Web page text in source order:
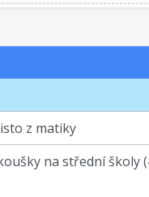
z matiky
na střední školy